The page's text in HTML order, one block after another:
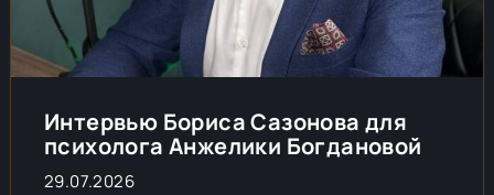
Интервью Бориса Сазонова для
психолога Анжелики Богдановой
29.07.2026